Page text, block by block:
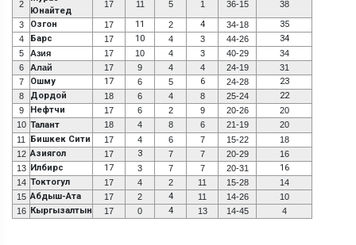
2
Юнайтед
17 11 5 1 36-15 38
3 Озгон 17 11 2 4 34-18 35
4 Барс 17 10 4 3 44-26 34
5 Азия 17 10 4 3 40-29
34
6
Алай 17 9 4 4 24-19
31
7
Ошму 17 6 5 6 24-28 23
8 Дордой 18 6 4 8 25-24 22
9 Нефтчи 17 6 2 9 20-26
20
10 Талант 18 4 8 6 21-19
20
11
Бишкек Сити 17 4 6 7 15-22
18
12 Азиягол 17 3 7 7 20-29
16
13 Илбирс 17 3 7 7 20-31 16
14 Токтогул 17 4 2 11 15-28
14
15 Абдыш-Ата 17 2 4 11 14-26
10
16 Кыргызалтын 17 0 4 13 14-45 4